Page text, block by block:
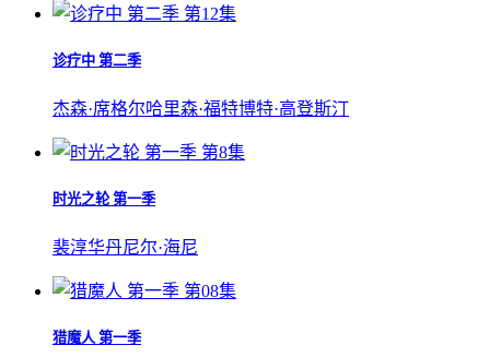
第12集
诊疗中 第二季
杰森·席格尔哈里森·福特博特·高登斯汀
第8集
时光之轮 第一季
裴淳华丹尼尔·海尼
第08集
猎魔人 第一季